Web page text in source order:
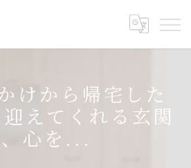
けから帰宅した
えてくれる玄関
心を...